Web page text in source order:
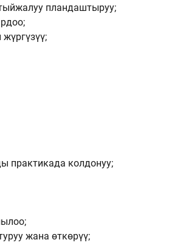
пландаштыруу;
практикада колдонуу;
жана өткөрүү;